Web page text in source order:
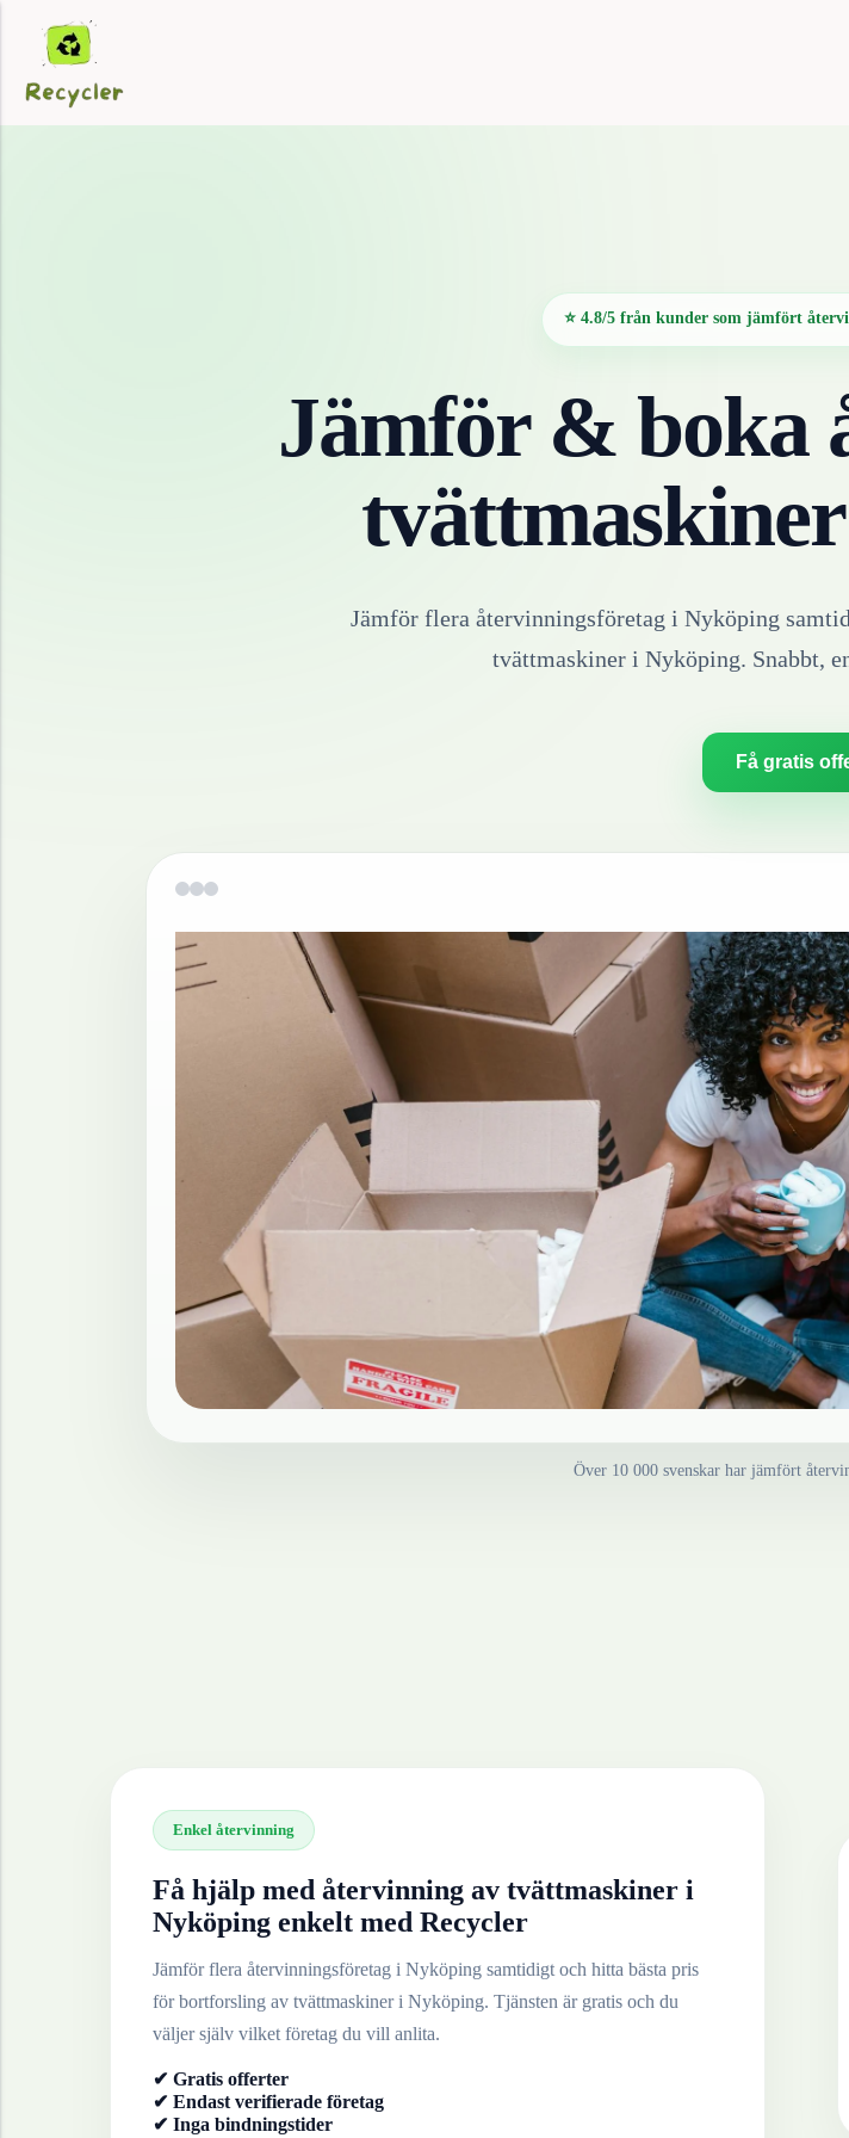
⭐ 4.8/5 från kunder som jämfört
Jämför & boka
tvättmaskiner
Jämför flera återvinningsföretag i Nyköping
tvättmaskineri Nyköping. Snabbt,
Få gratis
Över 10 000 svenskar har jämfört
Enkel återvinning
Få hjälp med återvinning av tvättmaskiner i
Nyköping enkelt med Recycler
Jämför flera återvinningsföretag i Nyköping samtidigt och hitta bästa pris
för bortforsling av tvättmaskineri Nyköping. Tjänsten är gratis och du
väljer själv vilket företag du vill anlita.
✔ Gratis offerter
✔ Endast verifierade företag
✔ Inga bindningstider